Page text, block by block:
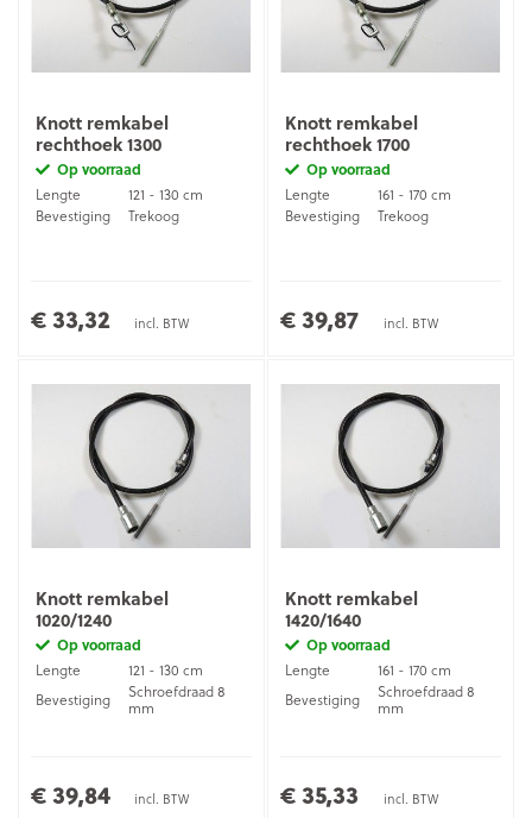
Knott remkabel
rechthoek 1300
Op voorraad
Lengte
121 - 130 cm
Bevestiging
Trekoog
€ 33,32 incl. BTW
Knott remkabel
rechthoek 1700
Op voorraad
Lengte
161 - 170 cm
Bevestiging
Trekoog
€ 39,87 incl. BTW
Knott remkabel
1020/1240
Op voorraad
Lengte
121 - 130 cm
Bevestiging
Schroefdraad 8
mm
€ 39,84 incl. BTW
Knott remkabel
1420/1640
Op voorraad
Lengte
161 - 170 cm
Bevestiging
Schroefdraad 8
mm
€ 35,33 incl. BTW